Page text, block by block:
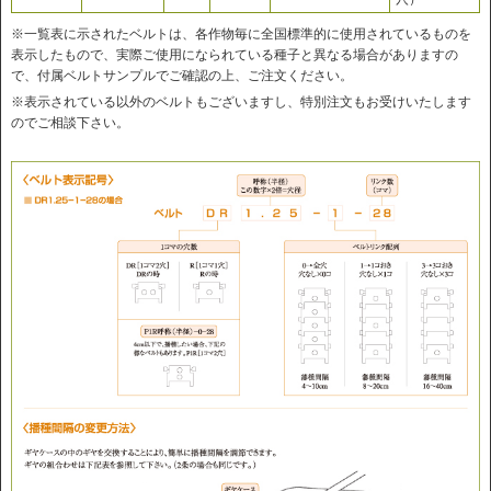
※一覧表に示されたベルトは、各作物毎に全国標準的に使用されているものを
表示したもので、実際ご使用になられている種子と異なる場合がありますの
で、付属ベルトサンプルでご確認の上、ご注文ください。
※表示されている以外のベルトもございますし、特別注文もお受けいたします
のでご相談下さい。